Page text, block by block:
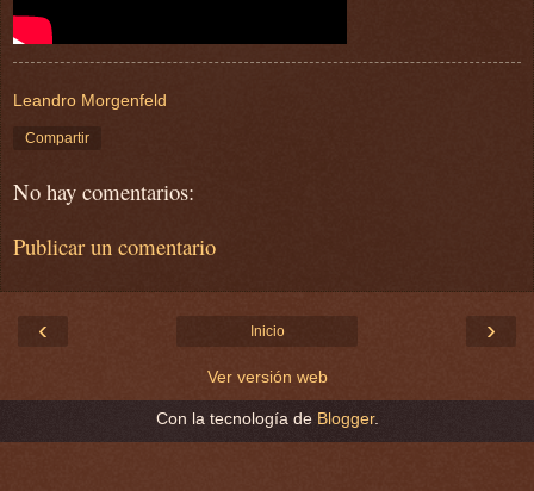
Leandro Morgenfeld
Compartir
No hay comentarios:
Publicar un comentario
‹ ›
Inicio
Ver versión web
Con la tecnología de Blogger.